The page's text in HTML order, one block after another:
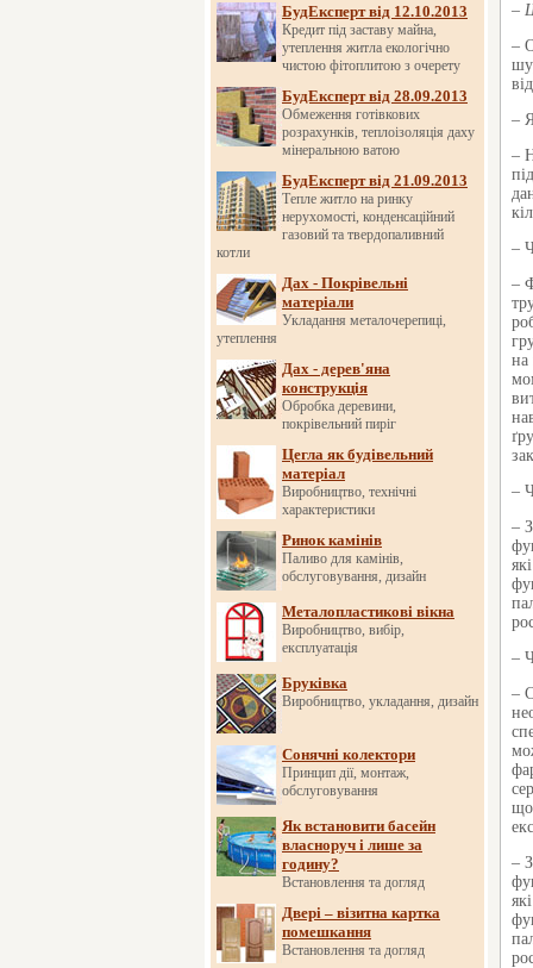
БудЕксперт від 12.10.2013
Кредит під заставу майна,
утеплення житла екологічно
чистою фітоплитою з очерету
БудЕксперт від 28.09.2013
Обмеження готівкових
розрахунків, теплоізоляція даху
мінеральною ватою
БудЕксперт від 21.09.2013
Тепле житло на ринку
нерухомості, конденсаційний
газовий та твердопаливний
котли
Дах - Покрівельні
матеріали
Укладання металочерепиці,
утеплення
Дах - дерев'яна
конструкція
Обробка деревини,
покрівельний пиріг
Цегла як будівельний
матеріал
Виробництво, технічні
характеристики
Ринок камінів
Паливо для камінів,
обслуговування, дизайн
Металопластикові вікна
Виробництво, вибір,
експлуатація
Бруківка
Виробництво, укладання, дизайн
Сонячні колектори
Принцип дії, монтаж,
обслуговування
Як встановити басейн
власноруч і лише за
годину?
Встановлення та догляд
Двері – візитна картка
помешкання
Встановлення та догляд
–
–
–
–
–
–
на
–
–
–
–
що
–